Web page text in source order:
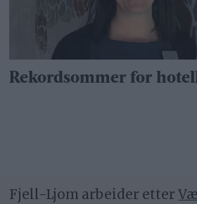
Rekordsommer for
Fjell-Ljom arbeider etter